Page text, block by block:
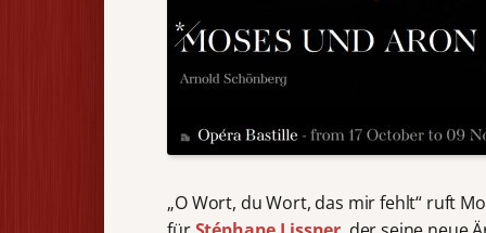
„O Wort, du Wort, das mir fehlt“ ruft